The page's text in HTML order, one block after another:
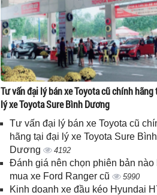
Tư vấn đại lý bán xe Toyota cũ chính hãng
lý xe Toyota Sure Bình Dương
Tư vấn đại lý bán xe Toyota cũ
hãng tại đại lý xe Toyota Sure Bình
Dương
4192
Đánh giá nên chọn phiên bản nào
mua xe Ford Ranger cũ
5990
Kinh doanh xe đầu kéo Hyundai